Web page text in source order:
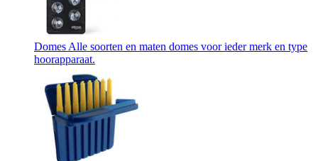
Domes Alle soorten en maten domes voor ieder merk en type
hoorapparaat.